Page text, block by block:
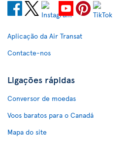
Aplicação da Air Transat
Contacte-nos
Ligações rápidas
Conversor de moedas
Voos baratos para o Canadá
Mapa do site